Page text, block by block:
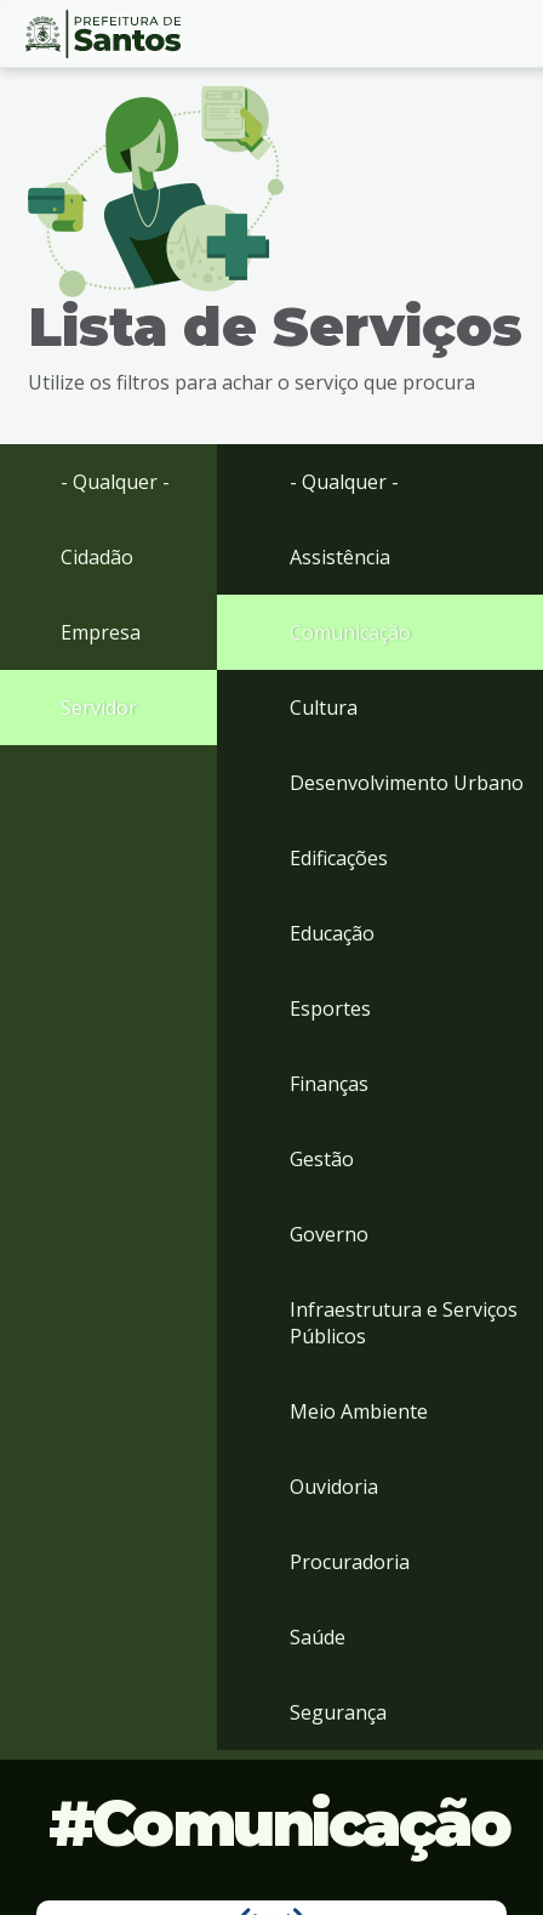
Ir
busca
Ir
Conteúdo
Lista de Serviços
Utilize os filtros para achar o serviço que procura
- Qualquer -
Cidadão
Empresa
Servidor
- Qualquer -
Assistência
Comunicação
Cultura
Desenvolvimento Urbano
Edificações
Educação
Esportes
Finanças
Gestão
Governo
Infraestrutura e Serviços
Públicos
Meio Ambiente
Ouvidoria
Procuradoria
Saúde
Segurança
Comunicação